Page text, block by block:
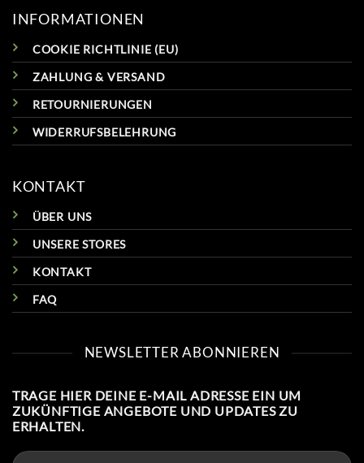
INFORMATIONEN
COOKIE RICHTLINIE (EU)
ZAHLUNG & VERSAND
RETOURNIERUNGEN
WIDERRUFSBELEHRUNG
KONTAKT
ÜBER UNS
UNSERE STORES
KONTAKT
FAQ
NEWSLETTER ABONNIEREN
TRAGE HIER DEINE E-MAIL ADRESSE EIN UM
ZUKÜNFTIGE ANGEBOTE UND UPDATES ZU
ERHALTEN.